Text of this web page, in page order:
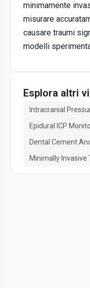
minimamente
misurare
causare traumi
modelli
Esplora altri
Intracranial
Epidural ICP
Dental Cement
Minimally Invasive